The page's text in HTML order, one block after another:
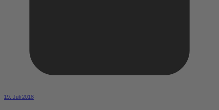
19. Juli 2018